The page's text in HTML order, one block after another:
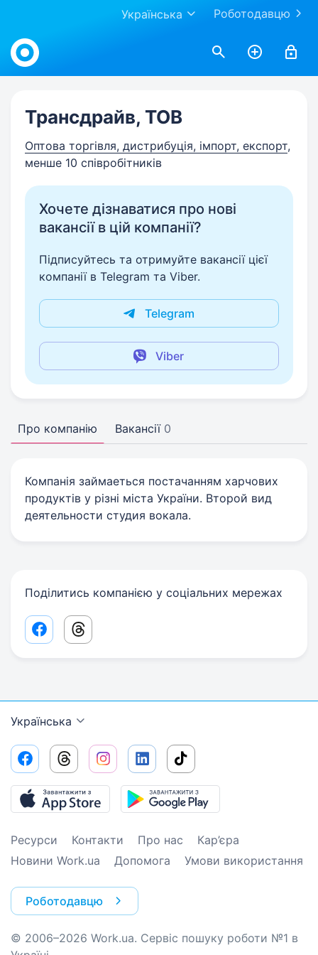
Роботодавцю
Українська
Work.ua
Трансдрайв, ТОВ
Оптова торгівля, дистрибуція, імпорт, експорт,
менше 10 співробітників
Хочете дізнаватися про нові
вакансії в цій компанії?
Підписуйтесь та отримуйте вакансії цієї
компанії в Telegram та Viber.
Telegram
Viber
Про компанію Вакансії 0
Компанія займаеться постачанням харчових
продуктів у різні міста України. Второй вид
деятельности студия вокала.
Поділитись компанією у соціальних мережах
Facebook share link
Threads share link
Українська
Ресурси Контакти Про нас
Кар’єра
Новини Work.ua
Допомога Умови використання
Роботодавцю
© 2006–2026 Work.ua. Сервіс пошуку роботи №1 в